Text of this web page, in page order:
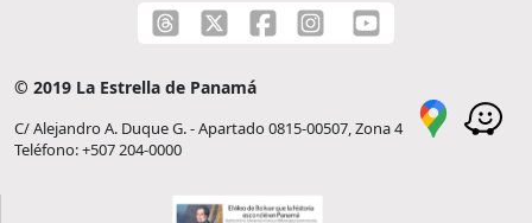
© 2019 La Estrella de Panamá
C/ Alejandro A. Duque G. - Apartado 0815-00507, Zona 4
Teléfono: +507 204-0000